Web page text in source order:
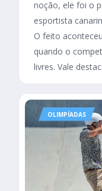
noção, ele foi o
esportista
O feito
quando o
livres. Vale
OLIMPÍADAS